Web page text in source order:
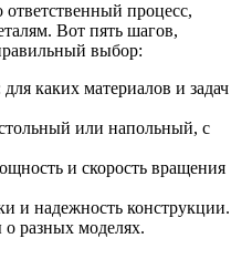
процесс,
Вот пять шагов,
выбор:
каких материалов и задач
или напольный, с
и скорость вращения
и надежность конструкции.
разных моделях.